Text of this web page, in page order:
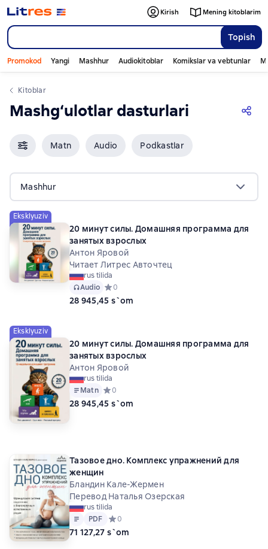
Topish
Kirish Mening kitoblarim
Promokod Yangi Mashhur Audiokitoblar Komikslar va vebtunlar
Kitoblar
Mashg‘ulotlar dasturlari
Matn Audio Podkastlar
Mashhur
Eksklyuziv
20 минут силы. Домашняя программа для
занятых взрослых
Антон Яровой
Читает Литрес Авточтец
rus tilida
Audio Средний рейтинг 0 на основе 0 оценок
0
28 945,45 s`om
Eksklyuziv
20 минут силы. Домашняя программа для
занятых взрослых
Антон Яровой
rus tilida
Matn Средний рейтинг 0 на основе 0 оценок
0
28 945,45 s`om
Тазовое дно. Комплекс упражнений для
женщин
Бландин Кале-Жермен
Перевод Наталья Озерская
rus tilida
Matn
PDF
PDF Средний рейтинг 0 на основе 0 оценок
0
71 127,27 s`om